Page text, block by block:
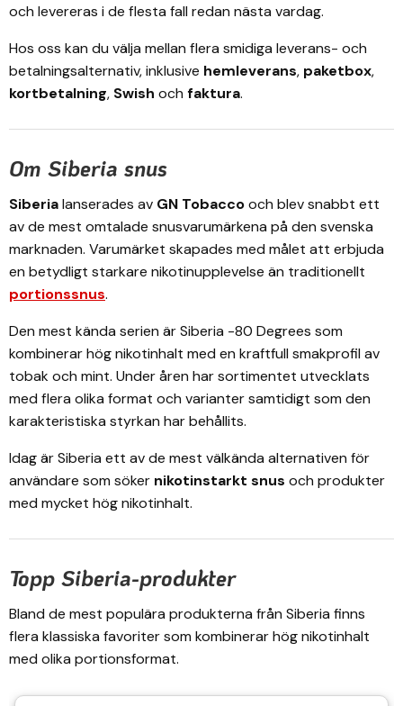
och levereras i de flesta fall redan nästa vardag.
Hos oss kan du välja mellan flera smidiga leverans- och
betalningsalternativ, inklusive hemleverans, paketbox,
kortbetalning, Swish och faktura.
Om Siberia snus
Siberialanserades av GN Tobaccooch blev snabbt ett
av de mest omtalade snusvarumärkena på den svenska
marknaden. Varumärket skapades med målet att erbjuda
en betydligt starkare nikotinupplevelse än traditionellt
portionssnus.
Den mest kända serien är Siberia -80 Degrees som
kombinerar hög nikotinhalt med en kraftfull smakprofil av
tobak och mint. Under åren har sortimentet utvecklats
med flera olika format och varianter samtidigt som den
karakteristiska styrkan har behållits.
Idag är Siberia ett av de mest välkända alternativen för
användare som söker nikotinstarkt snus och produkter
med mycket hög nikotinhalt.
Topp Siberia-produkter
Bland de mest populära produkterna från Siberia finns
flera klassiska favoriter som kombinerar hög nikotinhalt
med olika portionsformat.